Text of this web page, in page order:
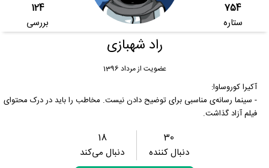
754
ستاره
124
بررسی
راد شهبازی
عضویت از مرداد 1396
آکیرا کوروساوا:
- سینما رسانه‌ی مناسبی برای توضیح دادن نیست. مخاطب را باید در درک محتوای
فیلم آزاد گذاشت.
30
دنبال کننده
18
دنبال می‌کند